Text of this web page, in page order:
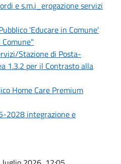
e s.m.i_erogazione servizi
'Educare in Comune'
Stazione di Posta-
1.3.2 per il Contrasto alla
Home Care Premium
2028 integrazione e